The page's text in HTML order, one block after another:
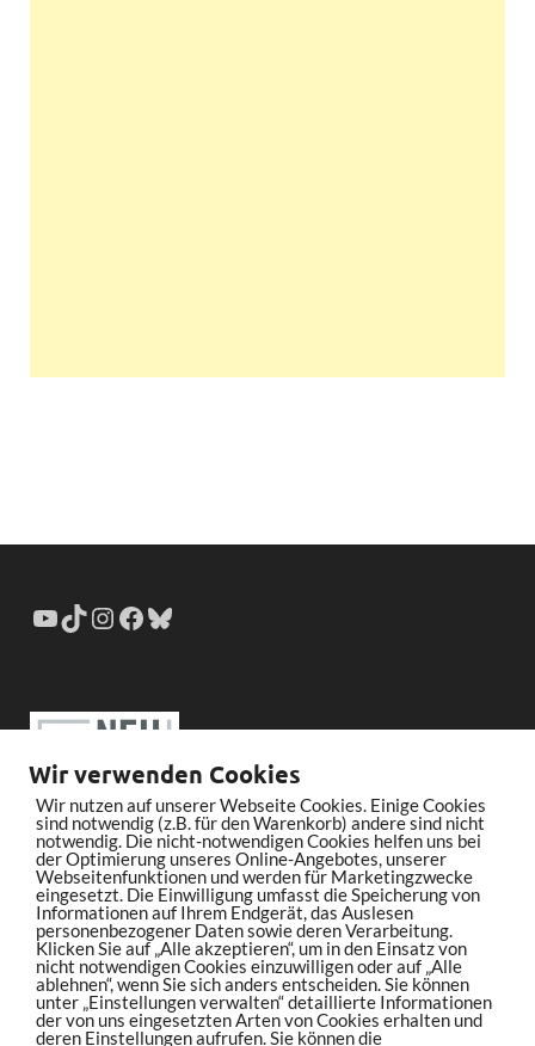
Wir verwenden Cookies
Wir nutzen auf unserer Webseite Cookies. Einige Cookies
sind notwendig (z.B. für den Warenkorb) andere sind nicht
notwendig. Die nicht-notwendigen Cookies helfen uns bei
der Optimierung unseres Online-Angebotes, unserer
Webseitenfunktionen und werden für Marketingzwecke
eingesetzt. Die Einwilligung umfasst die Speicherung von
Informationen auf Ihrem Endgerät, das Auslesen
personenbezogener Daten sowie deren Verarbeitung.
Klicken Sie auf „Alle akzeptieren“, um in den Einsatz von
nicht notwendigen Cookies einzuwilligen oder auf „Alle
ablehnen“, wenn Sie sich anders entscheiden. Sie können
unter „Einstellungen verwalten“ detaillierte Informationen
der von uns eingesetzten Arten von Cookies erhalten und
deren Einstellungen aufrufen. Sie können die